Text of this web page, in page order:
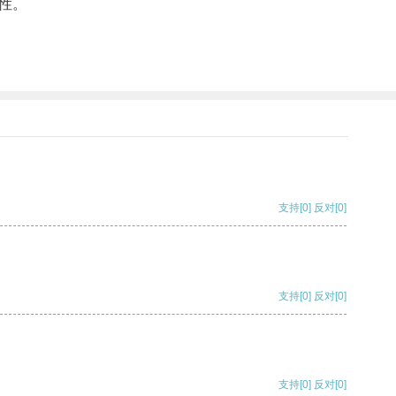
。
支持[0] 反对[0]
支持[0] 反对[0]
支持[0] 反对[0]